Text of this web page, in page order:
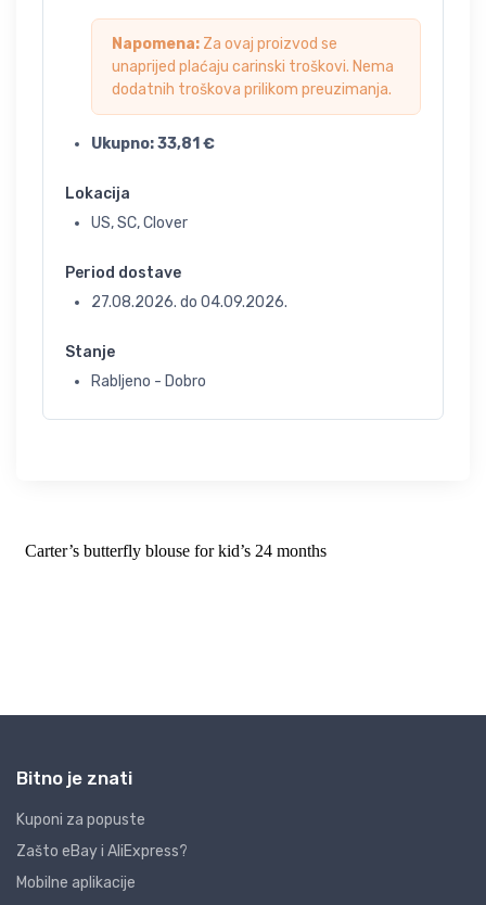
Napomena: Za ovaj proizvod se
unaprijed plaćaju carinski troškovi. Nema
dodatnih troškova prilikom preuzimanja.
Ukupno:33,81 €
Lokacija
US, SC, Clover
Period dostave
27.08.2026. do 04.09.2026.
Stanje
Rabljeno - Dobro
Bitno je znati
Kuponi za popuste
Zašto eBay i AliExpress?
Mobilne aplikacije